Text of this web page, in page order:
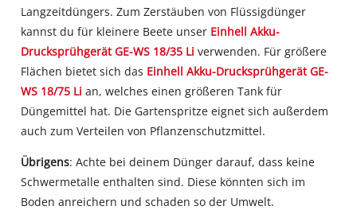
Langzeitdüngers. Zum Zerstäuben von Flüssigdünger
kannst du für kleinere Beete unser Einhell Akku-
Drucksprühgerät GE-WS 18/35 Li verwenden. Für größere
Flächen bietet sich das Einhell Akku-Drucksprühgerät GE-
WS 18/75 Li an, welches einen größeren Tank für
Düngemittel hat. Die Gartenspritze eignet sich außerdem
auch zum Verteilen von Pflanzenschutzmittel.
Übrigens: Achte bei deinem Dünger darauf, dass keine
Schwermetalle enthalten sind. Diese könnten sich im
Boden anreichern und schaden so der Umwelt.